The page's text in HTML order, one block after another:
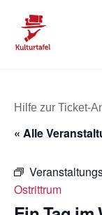
content
Hilfe zur Ticket-
« Alle
Ostrittrum